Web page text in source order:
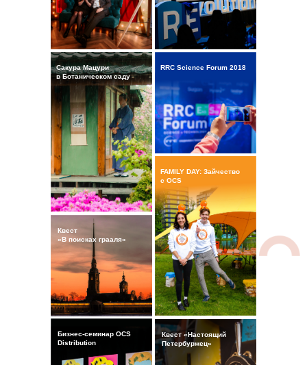
RRC Science Forum 2018
FAMILY DAY: Зайчество
с OCS
Сакура Мацури
в Ботаническом саду
Бизнес-семинар OCS
Distribution
Квест
«В поисках грааля»
Квест «Настоящий
Петербуржец»